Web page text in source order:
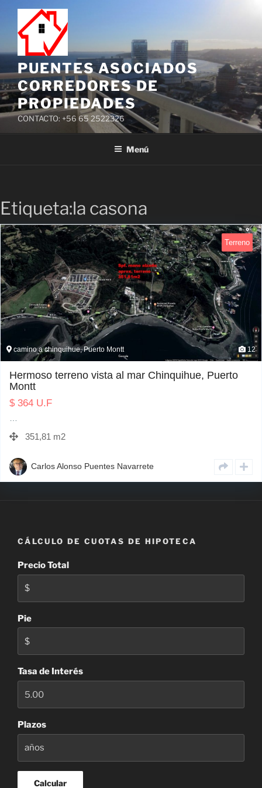
PUENTES ASOCIADOS
CORREDORES DE
PROPIEDADES
CONTACTO: +56 65 2522326
Menú
Etiqueta:la casona
Terreno
camino a chinquihue, Puerto Montt 12
Hermoso terreno vista al mar Chinquihue, Puerto
Montt
$ 364 U.F
…
351,81 m2
Carlos Alonso Puentes Navarrete
CÁLCULO DE CUOTAS DE HIPOTECA
Precio Total
Pie
Tasa de Interés
Plazos